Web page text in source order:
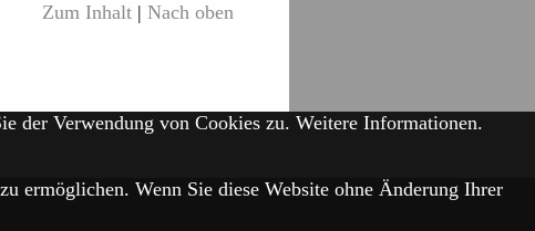
Zum Inhalt | Nach oben
der Verwendung von Cookies zu. Weitere Informationen.
ermöglichen. Wenn Sie diese Website ohne Änderung Ihrer